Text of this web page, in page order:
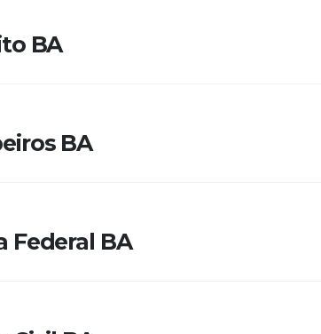
BA
BA
Federal BA